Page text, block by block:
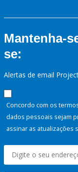
Mantenha-
se:
Alertas de email
Concordo com os
dados pessoais sejam
assinar as atualizações